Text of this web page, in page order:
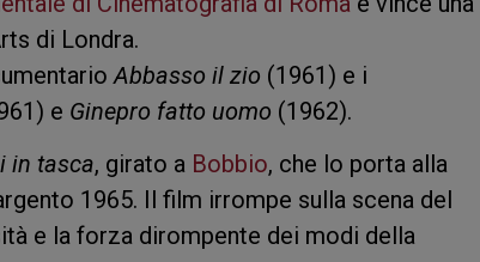
di Londra.
Abbasso il zio (1961) e i
e Ginepro fatto uomo (1962).
in tasca, girato a Bobbio, che lo porta alla
1965. Il film irrompe sulla scena del
e la forza dirompente dei modi della